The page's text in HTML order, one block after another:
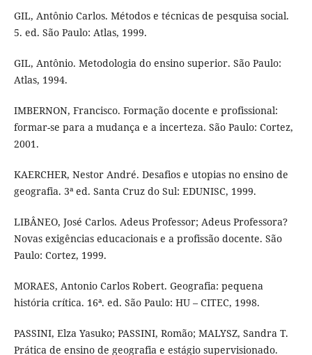
GIL, Antônio Carlos. Métodos e técnicas de pesquisa social.
5. ed. São Paulo: Atlas, 1999.
GIL, Antônio. Metodologia do ensino superior. São Paulo:
Atlas, 1994.
IMBERNON, Francisco. Formação docente e profissional:
formar-se para a mudança e a incerteza. São Paulo: Cortez,
2001.
KAERCHER, Nestor André. Desafios e utopias no ensino de
geografia. 3ª ed. Santa Cruz do Sul: EDUNISC, 1999.
LIBÂNEO, José Carlos. Adeus Professor; Adeus Professora?
Novas exigências educacionais e a profissão docente. São
Paulo: Cortez, 1999.
MORAES, Antonio Carlos Robert. Geografia: pequena
história crítica. 16ª. ed. São Paulo: HU – CITEC, 1998.
PASSINI, Elza Yasuko; PASSINI, Romão; MALYSZ, Sandra T.
Prática de ensino de geografia e estágio supervisionado.